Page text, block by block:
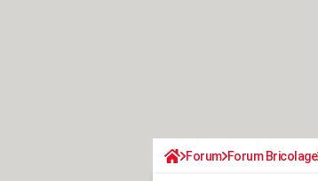
Forum Forum Bricolage